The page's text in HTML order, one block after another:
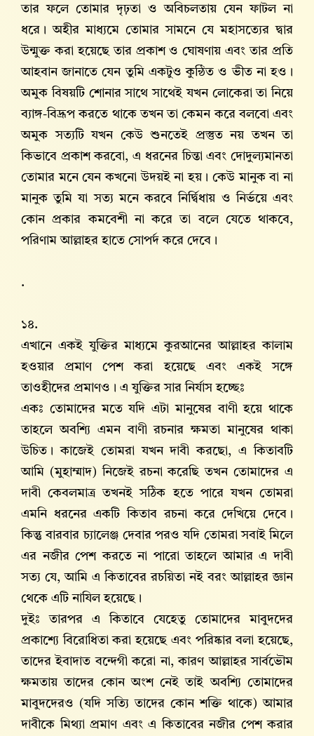
তার ফলে তোমার দৃঢ়তা ও অবিচলতায় যেন ফাটল না
ধরে। অহীর মাধ্যমে তোমার সামনে যে মহাসত্যের দ্বার
উন্মুক্ত করা হয়েছে তার প্রকাশ ও ঘোষণায় এবং তার প্রতি
আহবান জানাতে যেন তুমি একটুও কুন্ঠিত ও ভীত না হও।
অমুক বিষয়টি শোনার সাথে সাথেই যখন লোকেরা তা নিয়ে
ব্যাঙ্গ-বিদ্রূপ করতে থাকে তখন তা কেমন করে বলবো এবং
অমুক সত্যটি যখন কেউ শুনতেই প্রস্তুত নয় তখন তা
কিভাবে প্রকাশ করবো, এ ধরনের চিন্তা এবং দোদুল্যমানতা
তোমার মনে যেন কখনো উদয়ই না হয়। কেউ মানুক বা না
মানুক তুমি যা সত্য মনে করবে নির্দ্বিধায় ও নির্ভয়ে এবং
কোন প্রকার কমবেশী না করে তা বলে যেতে থাকবে,
পরিণাম আল্লাহর হাতে সোপর্দ করে দেবে।
.
১৪.
এখানে একই যুক্তির মাধ্যমে কুরআনের আল্লাহর কালাম
হওয়ার প্রমাণ পেশ করা হয়েছে এবং একই সঙ্গে
তাওহীদের প্রমাণও। এ যুক্তির সার নির্যাস হচ্ছেঃ
একঃ তোমাদের মতে যদি এটা মানুষের বাণী হয়ে থাকে
তাহলে অবশ্যি এমন বাণী রচনার ক্ষমতা মানুষের থাকা
উচিত। কাজেই তোমরা যখন দাবী করছো, এ কিতাবটি
আমি (মুহাম্মাদ) নিজেই রচনা করেছি তখন তোমাদের এ
দাবী কেবলমাত্র তখনই সঠিক হতে পারে যখন তোমরা
এমনি ধরনের একটি কিতাব রচনা করে দেখিয়ে দেবে।
কিন্তু বারবার চ্যালেঞ্জ দেবার পরও যদি তোমরা সবাই মিলে
এর নজীর পেশ করতে না পারো তাহলে আমার এ দাবী
সত্য যে, আমি এ কিতাবের রচয়িতা নই বরং আল্লাহর জ্ঞান
থেকে এটি নাযিল হয়েছে।
দুইঃ তারপর এ কিতাবে যেহেতু তোমাদের মাবুদদের
প্রকাশ্যে বিরোধিতা করা হয়েছে এবং পরিষ্কার বলা হয়েছে,
তাদের ইবাদাত বন্দেগী করো না, কারণ আল্লাহর সার্বভৌম
ক্ষমতায় তাদের কোন অংশ নেই তাই অবশ্যি তোমাদের
মাবুদদেরও (যদি সত্যি তাদের কোন শক্তি থাকে) আমার
দাবীকে মিথ্যা প্রমাণ এবং এ কিতাবের নজীর পেশ করার